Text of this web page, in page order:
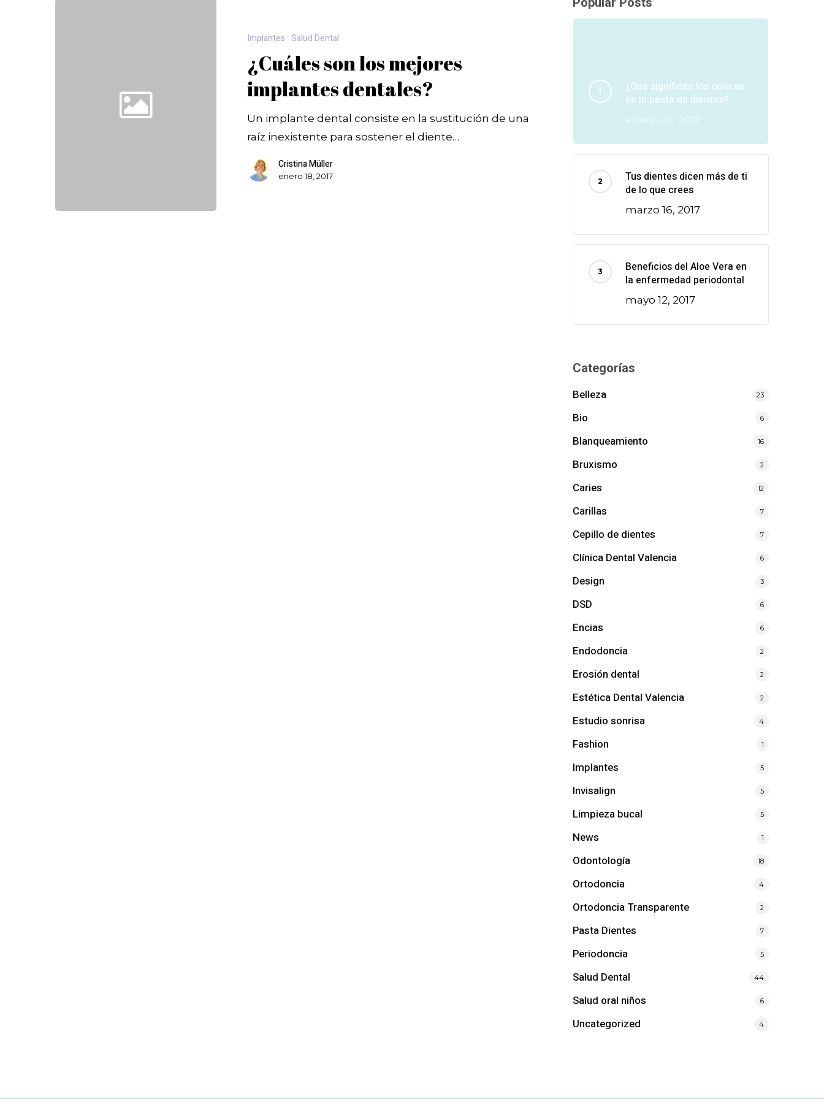
Implantes Salud Dental
¿Cuáles son los mejores
implantes dentales?
Un implante dental consiste en la sustitución de una
raíz inexistente para sostener el diente…
Cristina Müller
enero 18, 2017
¿Qué significan los colores
en la pasta de dientes?
enero 26, 2017
Tus dientes dicen más de ti
de lo que crees
marzo 16, 2017
Beneficios del Aloe Vera en
la enfermedad periodontal
mayo 12, 2017
Categorías
Belleza 23
Bio 6
Blanqueamiento 16
Bruxismo 2
Caries 12
Carillas 7
Cepillo de dientes 7
Clínica Dental Valencia 6
Design 3
DSD 6
Encias 6
Endodoncia 2
Erosión dental 2
Estética Dental Valencia 2
Estudio sonrisa 4
Fashion 1
Implantes 5
Invisalign 5
Limpieza bucal 5
News 1
Odontología 18
Ortodoncia 4
Ortodoncia Transparente 2
Pasta Dientes 7
Periodoncia 5
Salud Dental 44
Salud oral niños 6
Uncategorized 4